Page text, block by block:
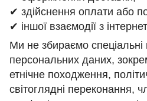
✔ здійснення оплати або
✔ іншої взаємодії з
Ми не збираємо спеціальні
персональних даних,
етнічне походження,
світоглядні переконання,